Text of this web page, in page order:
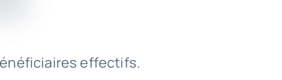
effectifs.